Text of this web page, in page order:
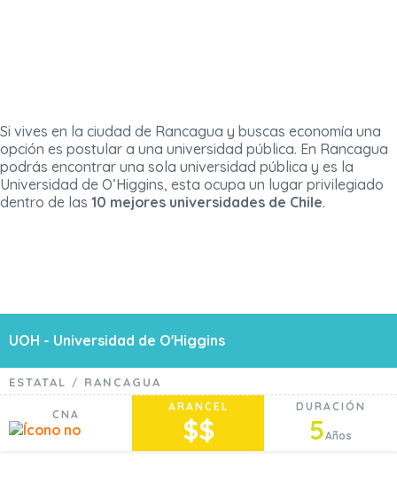
Si vives en la ciudad de Rancagua y buscas economía una
opción es postular a una universidad pública. En Rancagua
podrás encontrar una sola universidad pública y es la
Universidad de O’Higgins, esta ocupa un lugar privilegiado
dentro de las 10 mejores universidades de Chile.
UOH - Universidad de O'Higgins
ESTATAL / RANCAGUA
CNA
ARANCEL
$$
DURACIÓN
5Años